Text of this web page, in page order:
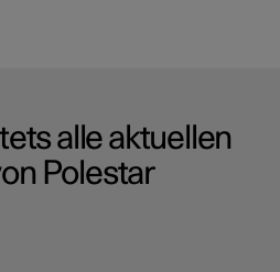
alle aktuellen
Polestar